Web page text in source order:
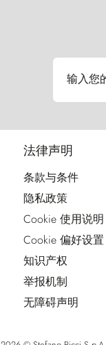
输入您
法律声明
条款与条件
隐私政策
Cookie 使用说明
Cookie 偏好设置
知识产权
举报机制
无障碍声明